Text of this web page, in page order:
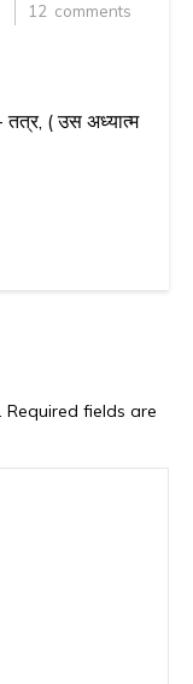
12 comments
( उस अध्यात्म
Required fields are